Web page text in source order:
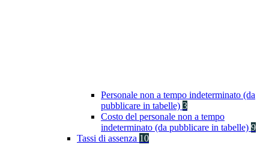
Personale non a tempo indeterminato (da
pubblicare in tabelle) 3
Costo del personale non a tempo
indeterminato (da pubblicare in tabelle) 9
Tassi di assenza 10